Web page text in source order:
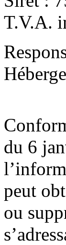
T.V.A.
du 6
peut
ou